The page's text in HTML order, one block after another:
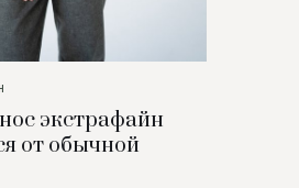
экстрафайн
от обычной